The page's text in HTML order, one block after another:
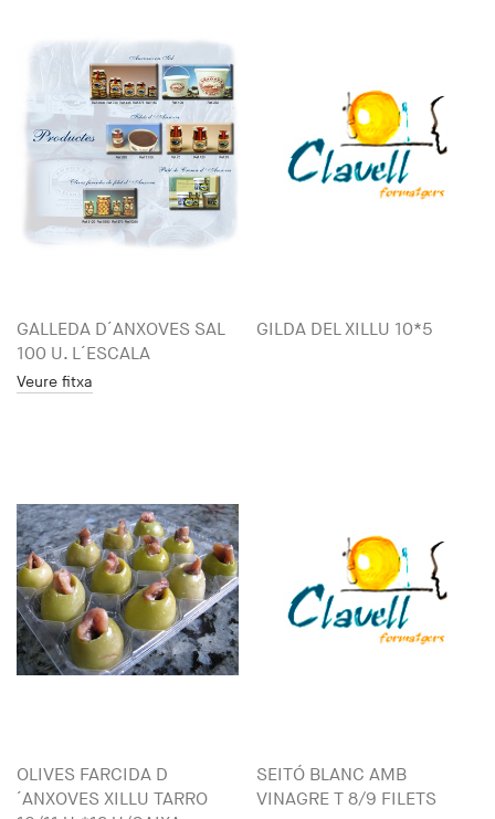
GALLEDA D´ANXOVES SAL
100 U. L´ESCALA
Veure fitxa
GILDA DEL XILLU 10*5
OLIVES FARCIDA D
´ANXOVES XILLU TARRO
SEITÓ BLANC AMB
VINAGRE T 8/9 FILETS